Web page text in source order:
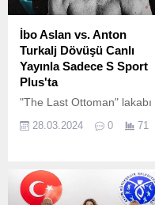
İbo Aslan vs. Anton
Turkalj Dövüşü Canlı
Yayınla Sadece S Sport
Plus'ta
"The Last Ottoman" lakabı
kontratı olan tek Türk
ile karşılaşacağı UFC maçı
31 Mart Cumartesi’yi
28.03.2024 0 71